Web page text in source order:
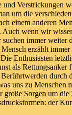
und Verstrickungen
um die
einem anderen
wenn wir
immer weiter
erzählt immer
Enthusiasten
als Rettungsanker
durch
uns zu Menschen
große Sorgen um
der